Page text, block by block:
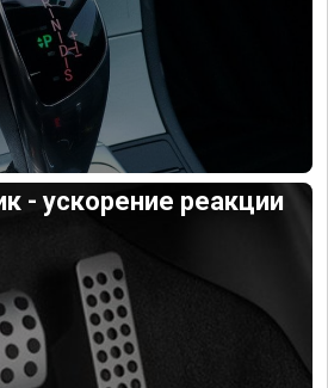
- ускорение реакции